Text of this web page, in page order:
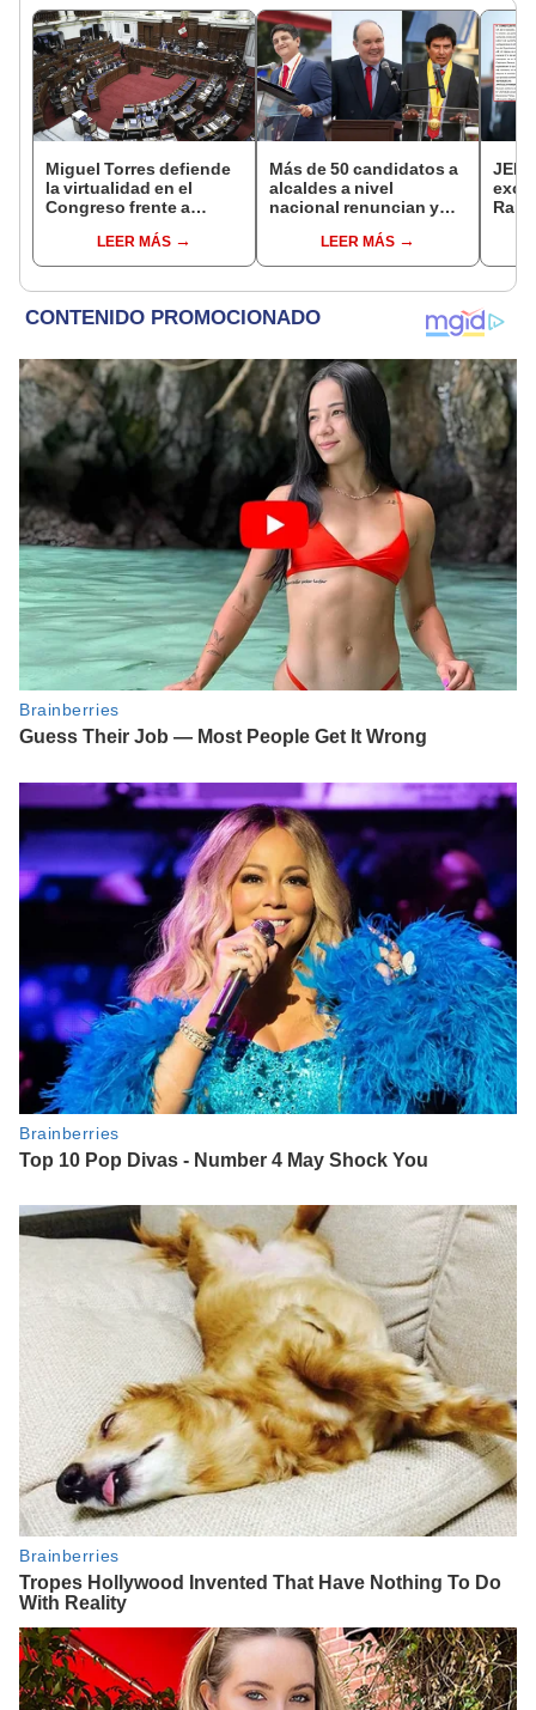
Miguel Torres defiende
la virtualidad en el
Congreso frente a
plantea la
presencialidad
LEER MÁS
Más de 50 candidatos a
alcaldes a nivel
nacional renuncian y
encubiertaLEER MÁS
JEE